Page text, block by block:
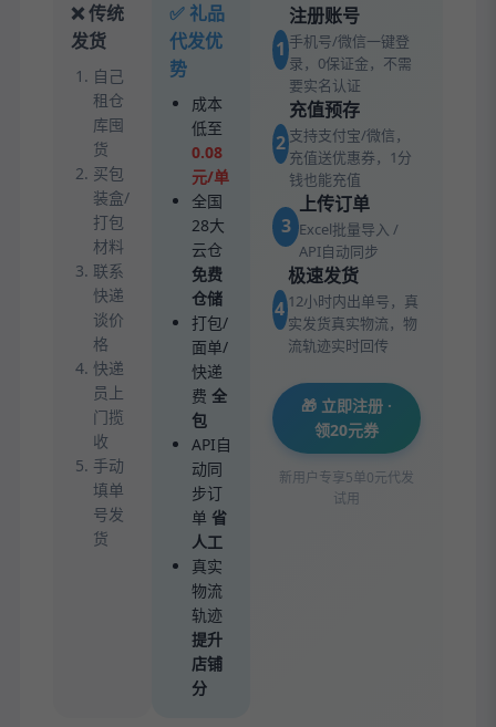
❌ 传统
发货
自己
租仓
库囤
货
买包
装盒/
打包
材料
联系
快递
谈价
格
快递
员上
门揽
收
手动
填单
号发
货
✅ 礼品
代发优
势
成本
低至
0.08
元/单
全国
28大
云仓
免费
仓储
打包/
面单/
快递
费全
包
API自
动同
步订
单省
人工
真实
物流
轨迹
提升
店铺
分
1
注册账号
手机号/微信一键登
录，0保证金，不需
要实名认证
2
充值预存
支持支付宝/微信，
充值送优惠券，1分
钱也能充值
3
上传订单
Excel批量导入 /
API自动同步
4
极速发货
12小时内出单号，真
实发货真实物流，物
流轨迹实时回传
🎁 立即注册 ·
领20元券
新用户专享5单0元代发
试用